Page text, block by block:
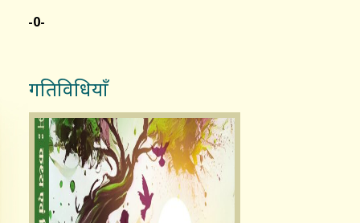
-0-
गतिविधियाँ